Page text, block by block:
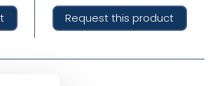
Request this product